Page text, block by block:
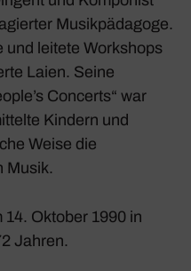
Musikpädagoge.
und leitete Workshops
Laien. Seine
Concerts“ war
Kindern und
Weise die
Musik.
Oktober 1990 in
Jahren.